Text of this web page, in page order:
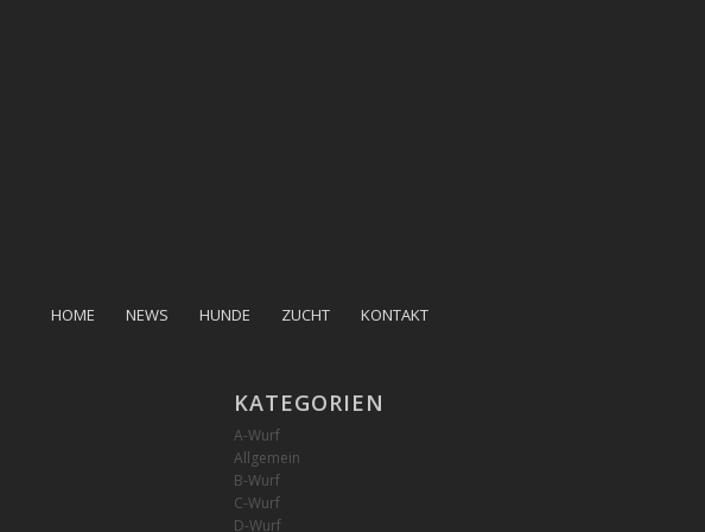
HOME NEWS HUNDE ZUCHT KONTAKT
KATEGORIEN
A-Wurf
Allgemein
B-Wurf
C-Wurf
D-Wurf